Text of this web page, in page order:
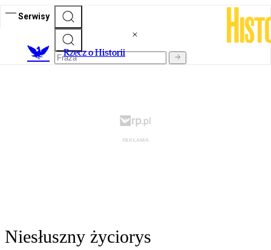
Serwisy
Rzecz o Historii
Niesłuszny życiorys